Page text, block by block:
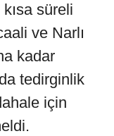
süreli
ve Narlı
kadar
tedirginlik
için